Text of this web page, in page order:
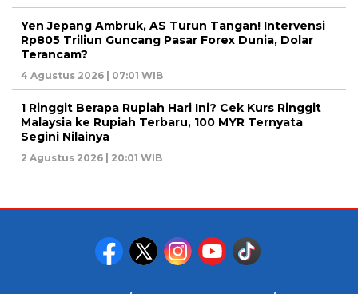
Yen Jepang Ambruk, AS Turun Tangan! Intervensi
Rp805 Triliun Guncang Pasar Forex Dunia, Dolar
Terancam?
4 Agustus 2026 | 07:01 WIB
1 Ringgit Berapa Rupiah Hari Ini? Cek Kurs Ringgit
Malaysia ke Rupiah Terbaru, 100 MYR Ternyata
Segini Nilainya
2 Agustus 2026 | 20:01 WIB